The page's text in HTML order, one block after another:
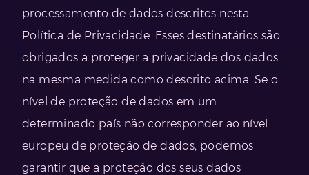
processamento de dados descritos nesta
Política de Privacidade. Esses destinatários são
obrigados a proteger a privacidade dos dados
na mesma medida como descrito acima. Se o
nível de proteção de dados em um
determinado país não corresponder ao nível
europeu de proteção de dados, podemos
garantir que a proteção dos seus dados